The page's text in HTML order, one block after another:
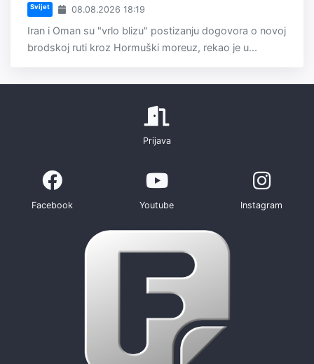
Svijet 08.08.2026 18:19
Iran i Oman su "vrlo blizu" postizanju dogovora o novoj
brodskoj ruti kroz Hormuški moreuz, rekao je u...
Prijava
Facebook Youtube Instagram